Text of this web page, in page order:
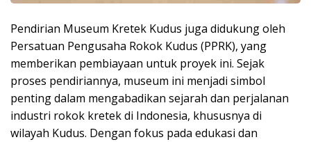
Pendirian Museum Kretek Kudus juga didukung oleh
Persatuan Pengusaha Rokok Kudus (PPRK), yang
memberikan pembiayaan untuk proyek ini. Sejak
proses pendiriannya, museum ini menjadi simbol
penting dalam mengabadikan sejarah dan perjalanan
industri rokok kretek di Indonesia, khususnya di
wilayah Kudus. Dengan fokus pada edukasi dan